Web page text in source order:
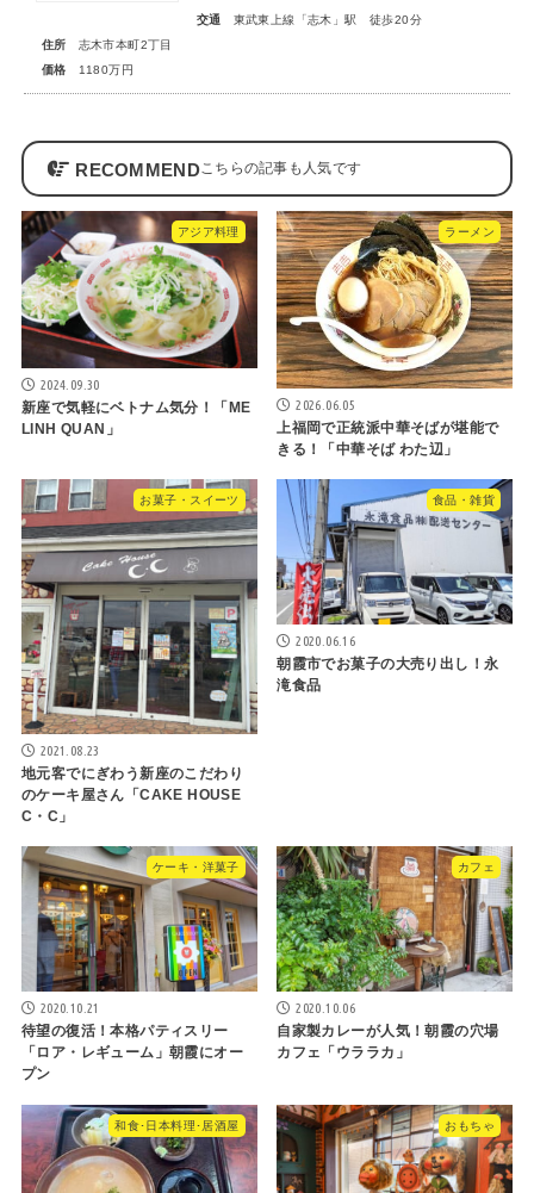
交通
東武東上線「志木」駅 徒歩20分
住所
志木市本町2丁目
価格
1180万円
RECOMMEND
アジア料理
2024.09.30
新座で気軽にベトナム気分！「ME
LINH QUAN」
ラーメン
2026.06.05
上福岡で正統派中華そばが堪能で
きる！「中華そば わた辺」
お菓子・スイーツ
2021.08.23
地元客でにぎわう新座のこだわり
のケーキ屋さん「CAKE HOUSE
C・C」
食品・雑貨
2020.06.16
朝霞市でお菓子の大売り出し！永
滝食品
ケーキ・洋菓子
2020.10.21
待望の復活！本格パティスリー
「ロア・レギューム」朝霞にオー
プン
カフェ
2020.10.06
自家製カレーが人気！朝霞の穴場
カフェ「ウララカ」
和食･日本料理･居酒屋 おもちゃ